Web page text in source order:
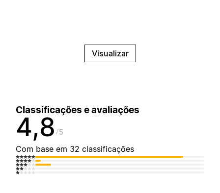
Visualizar
Classificações e avaliações
4,8 5
Com base em 32 classificações